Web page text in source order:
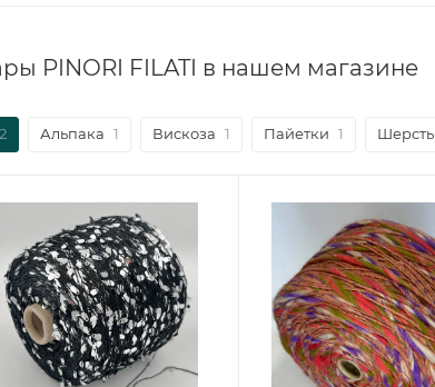
PINORI FILATI в нашем магазине
2 Альпака 1 Вискоза 1 Пайетки 1 Шерсть